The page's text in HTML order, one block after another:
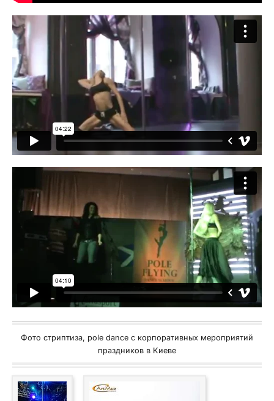
Фото стриптиза, pole dance с корпоративных мероприятий
праздников в Киеве